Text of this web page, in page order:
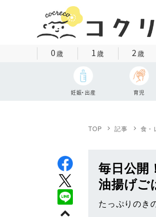
0歳 1歳 2歳
妊娠・出産 育児
TOP 記事 食・
毎日公開
油揚げご
たっぷりのき